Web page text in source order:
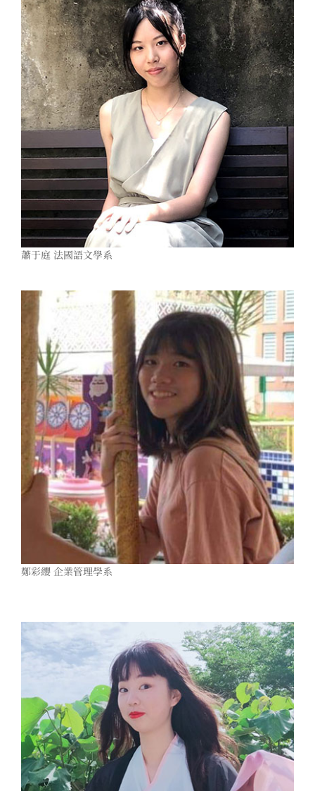
蕭于庭 法國語文學系
鄭彩纓 企業管理學系